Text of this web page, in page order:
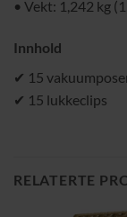
• Vekt: 1,242 kg
Innhold
✔ 15
✔ 15 lukkeclips
RELATERTE